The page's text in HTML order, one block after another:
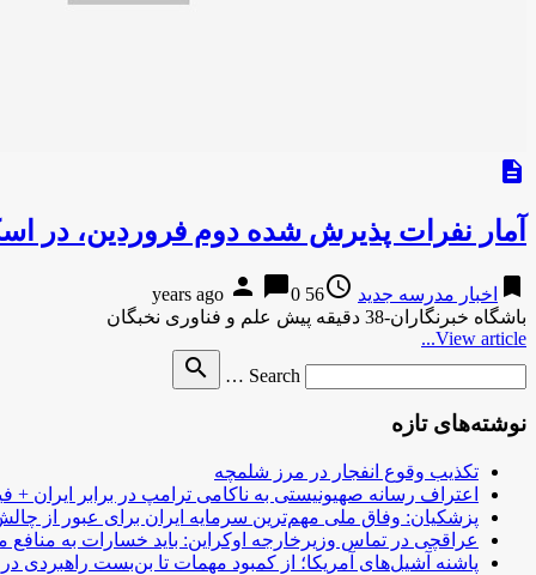
description
آمار نفرات پذیرش شده دوم فروردین،
bookmark اخبار مدرسه جدید access_time
56 years ago
person chat_bubble0
باشگاه خبرنگاران-38 دقیقه پیش علم و فناوری نخبگان
View article...
Search …
search
نوشته‌های تازه
تکذیب وقوع انفجار در مرز شلمچه
اعتراف رسانه صهیونیستی به ناکامی ترامپ در برابر ایران +
پزشکیان: وفاق ملی مهم‌ترین سرمایه ایران برای عبور از
عراقچی در تماس وزیرخارجه اوکراین: باید خسارات به منافع
پاشنه آشیل‌های آمریکا؛ از کمبود مهمات تا بن‌بست راهبردی در